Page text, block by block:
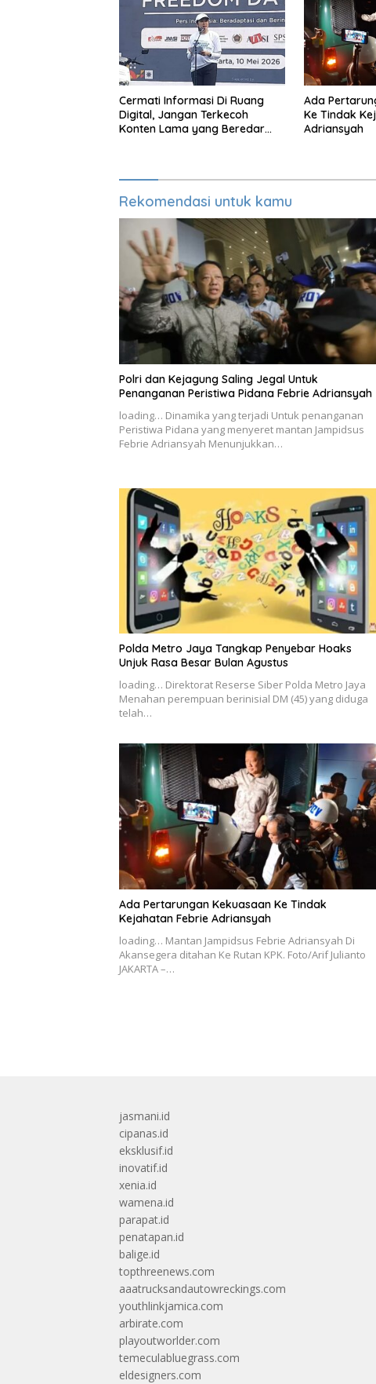
Cermati Informasi Di Ruang
Digital, Jangan Terkecoh
Konten Lama yang Beredar
Ada
Ke Tindak
Adriansyah
Rekomendasi untuk kamu
Polri dan Kejagung Saling Jegal Untuk
Penanganan Peristiwa Pidana Febrie Adriansyah
loading… Dinamika yang terjadi Untuk penanganan
Peristiwa Pidana yang menyeret mantan Jampidsus
Febrie Adriansyah Menunjukkan…
Polda Metro Jaya Tangkap Penyebar Hoaks
Unjuk Rasa Besar Bulan Agustus
loading… Direktorat Reserse Siber Polda Metro Jaya
Menahan perempuan berinisial DM (45) yang diduga
telah…
Ada Pertarungan Kekuasaan Ke Tindak
Kejahatan Febrie Adriansyah
loading… Mantan Jampidsus Febrie Adriansyah Di
Akansegera ditahan Ke Rutan KPK. Foto/Arif Julianto
JAKARTA –…
jasmani.id
cipanas.id
eksklusif.id
inovatif.id
xenia.id
wamena.id
parapat.id
penatapan.id
balige.id
topthreenews.com
aaatrucksandautowreckings.com
youthlinkjamica.com
arbirate.com
playoutworlder.com
temeculabluegrass.com
eldesigners.com